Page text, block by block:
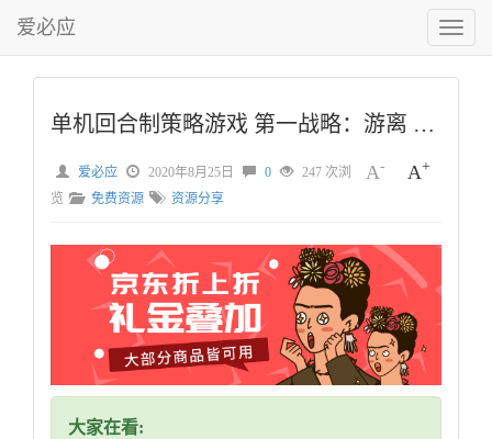
切
换
菜
爱必应
单机回合制策略游戏 第一战略：游离 v1.036学习版
A- A+
爱必应 2020年8月25日 0
247 次浏
览
免费资源 资源分享
大家在看: